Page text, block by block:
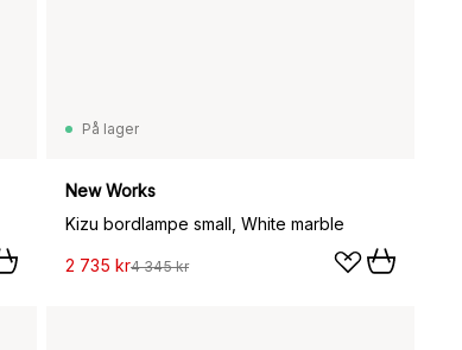
På lager
New Works
Kizu bordlampe small, White marble
2 735 kr4 345 kr